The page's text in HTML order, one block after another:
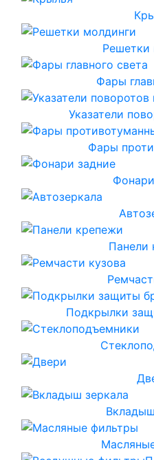
Решетки
Фары
Указатели
Фары
Панели
Подкрылки